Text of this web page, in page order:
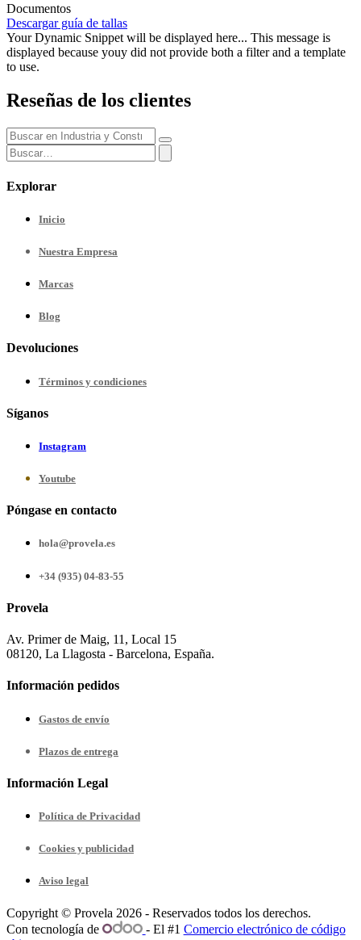
Documentos
Descargar guía de tallas
Your Dynamic Snippet will be displayed here... This message is
displayed because youy did not provide both a filter and a template
to use.
Reseñas de los clientes
Explorar
Inicio
Nuestra Empresa
Marcas
Blog
Devoluciones
Términos y condiciones
Síganos
Instagram
Youtube
Póngase en contacto
hola@provela.es
+34 (935) 04-83-55
Provela
Av. Primer de Maig, 11, Local 15
08120, La Llagosta - Barcelona, España.
Información pedidos
Gastos de envío
Plazos de entrega
Información Legal
Política de Privacidad
Cookies y publicidad
Aviso legal
Copyright © Provela 2026 - Reservados todos los derechos.
Con tecnología de
- El #1 Comercio electrónico de código